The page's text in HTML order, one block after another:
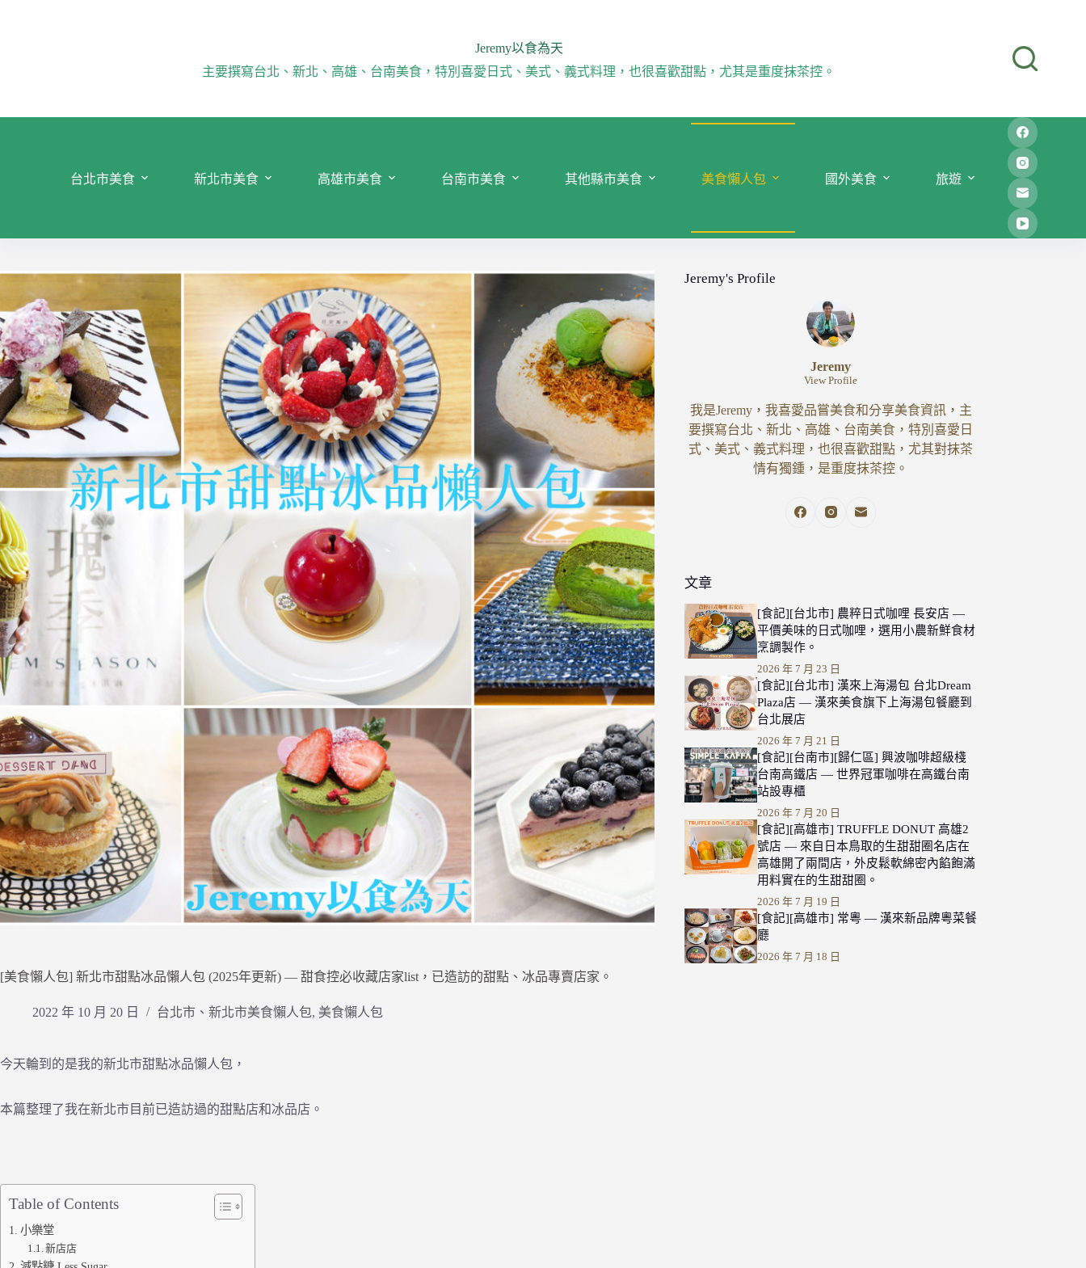
Jeremy以食為天
主要撰寫台北、新北、高雄、台南美食，特別喜愛日式、美式、義式料理，也很喜歡甜點，尤其是重度抹茶控。
台北市美食 新北市美食 高雄市美食 台南市美食 其他縣市美食 美食懶人包 國外美食 旅遊
[美食懶人包] 新北市甜點冰品懶人包 (2025年更新) — 甜食控必收藏店家list，已造訪的甜點、冰品專賣店家。
2022 年 10 月 20 日 台北市、新北市美食懶人包, 美食懶人包
今天輪到的是我的新北市甜點冰品懶人包，
本篇整理了我在新北市目前已造訪過的甜點店和冰品店。
Table of Contents
小樂堂
新店店
Jeremy's Profile
Jeremy
View Profile
我是Jeremy，我喜愛品嘗美食和分享美食資訊，主
要撰寫台北、新北、高雄、台南美食，特別喜愛日
式、美式、義式料理，也很喜歡甜點，尤其對抹茶
情有獨鍾，是重度抹茶控。
文章
[食記][台北市] 農粹日式咖哩 長安店 —
平價美味的日式咖哩，選用小農新鮮食材
烹調製作。
2026 年 7 月 23 日
[食記][台北市] 漢來上海湯包 台北Dream
Plaza店 — 漢來美食旗下上海湯包餐廳到
台北展店
2026 年 7 月 21 日
[食記][台南市][歸仁區] 興波咖啡超級棧
台南高鐵店 — 世界冠軍咖啡在高鐵台南
站設專櫃
2026 年 7 月 20 日
[食記][高雄市] TRUFFLE DONUT 高雄2
號店 — 來自日本鳥取的生甜甜圈名店在
高雄開了兩間店，外皮鬆軟綿密內餡飽滿
用料實在的生甜甜圈。
2026 年 7 月 19 日
[食記][高雄市] 常粵 — 漢來新品牌粵菜餐
廳
2026 年 7 月 18 日